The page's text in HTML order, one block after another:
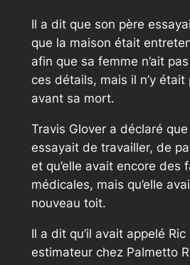
Il a dit que son père
que la maison était
afin que sa femme n’ait
ces détails, mais il n’y était
avant sa mort.
Travis Glover a déclaré
essayait de travailler, de
et qu’elle avait encore des
médicales, mais qu’elle
nouveau toit.
Il a dit qu’il avait appelé Ric
estimateur chez Palmetto